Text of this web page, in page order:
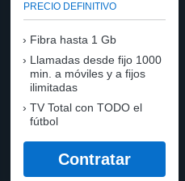
PRECIO DEFINITIVO
Fibra hasta 1 Gb
Llamadas desde fijo 1000
min. a móviles y a fijos
ilimitadas
TV Total con TODO el
fútbol
Contratar